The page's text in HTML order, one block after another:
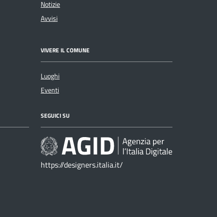
Notizie
Avvisi
VIVERE IL COMUNE
Luoghi
Eventi
SEGUICI SU
https://designers.italia.it/